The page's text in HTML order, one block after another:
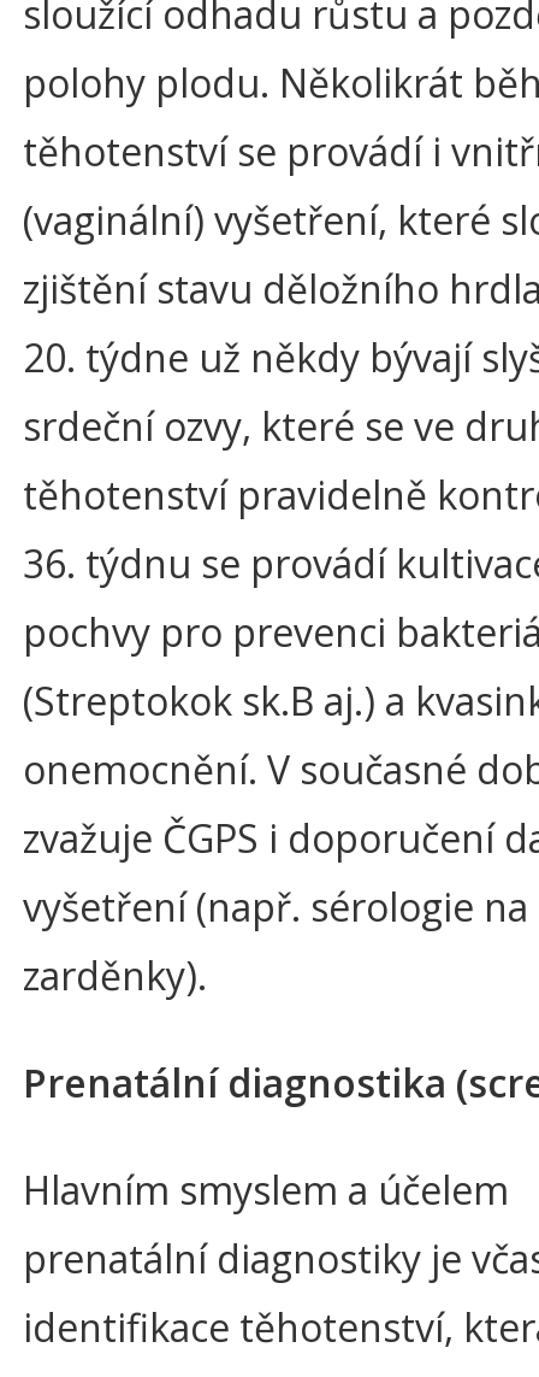
sloužící odhadu růstu a
polohy plodu. Několikrát
těhotenství se provádí i
(vaginální) vyšetření, které
zjištění stavu děložního
20. týdne už někdy bývají
srdeční ozvy, které se ve
těhotenství pravidelně
36. týdnu se provádí
pochvy pro prevenci
(Streptokok sk.B aj.) a
onemocnění. V současné
zvažuje ČGPS i doporučení
vyšetření (např. sérologie na
zarděnky).
Prenatální diagnostika
Hlavním smyslem a účelem
prenatální diagnostiky je
identifikace těhotenství,